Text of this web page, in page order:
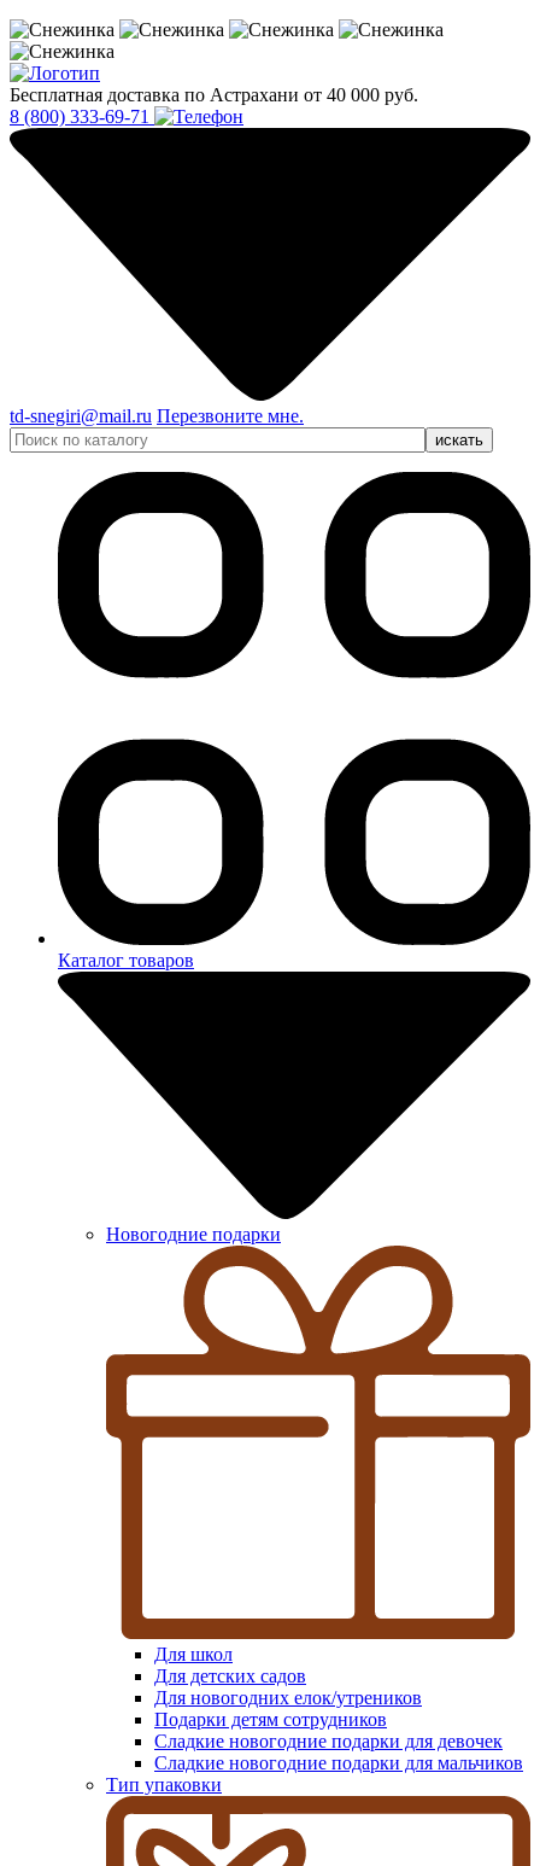
Бесплатная доставка по Астрахани от 40 000 руб.
8 (800) 333-69-71
td-snegiri@mail.ru Перезвоните мне.
Каталог товаров
Новогодние подарки
Для школ
Для детских садов
Для новогодних елок/утреников
Подарки детям сотрудников
Сладкие новогодние подарки для девочек
Сладкие новогодние подарки для мальчиков
Тип упаковки